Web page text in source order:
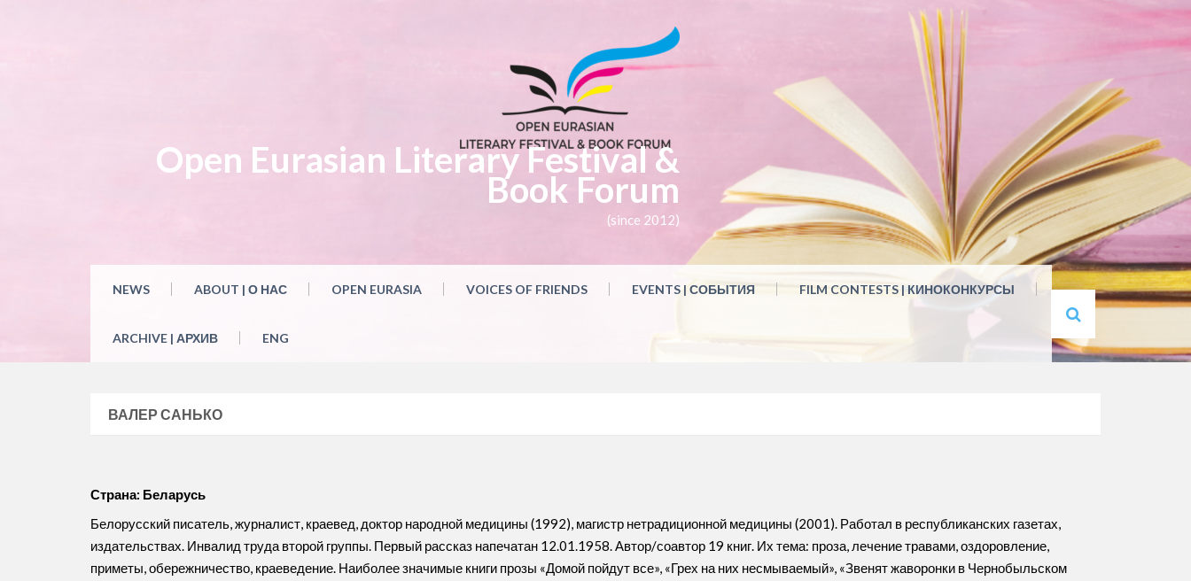
Open Eurasian Literary Festival &
Book Forum
(since 2012)
NEWS ABOUT | О НАС OPEN EURASIA VOICES OF FRIENDS EVENTS | СОБЫТИЯ FILM CONTESTS | КИНОКОНКУРСЫ
ARCHIVE | АРХИВ ENG
ВАЛЕР САНЬКО
Страна: Беларусь
Белорусский писатель, журналист, краевед, доктор народной медицины (1992), магистр нетрадиционной медицины (2001). Работал в республиканских газетах,
издательствах. Инвалид труда второй группы. Первый рассказ напечатан 12.01.1958. Автор/соавтор 19 книг. Их тема: проза, лечение травами, оздоровление,
приметы, обережничество, краеведение. Наиболее значимые книги прозы «Домой пойдут все», «Грех на них несмываемый», «Звенят жаворонки в Чернобыльском